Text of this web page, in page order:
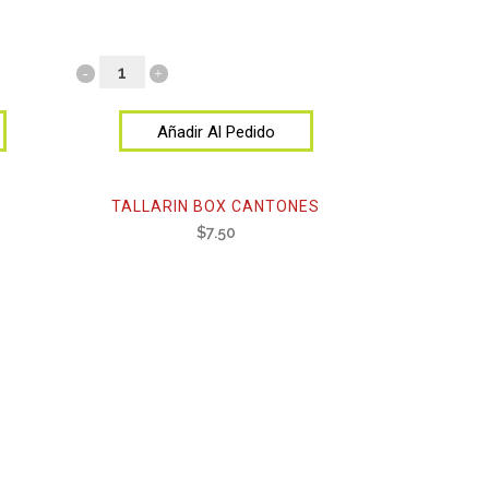
Añadir Al Pedido
TALLARIN BOX CANTONES
$7.50